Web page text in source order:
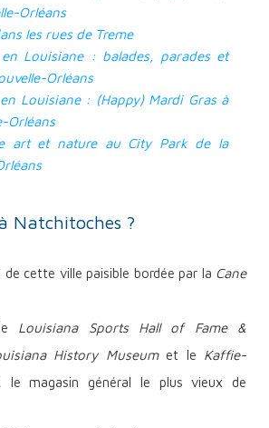
Orléans
les rues de Treme
Louisiane : balades, parades et
Orléans
Louisiane : (Happy) Mardi Gras à
Orléans
art et nature au City Park de la
Natchitoches ?
cette ville paisible bordée par la Cane
Louisiana Sports Hall of Fame &
History Museum et le Kaffie-
le magasin général le plus vieux de